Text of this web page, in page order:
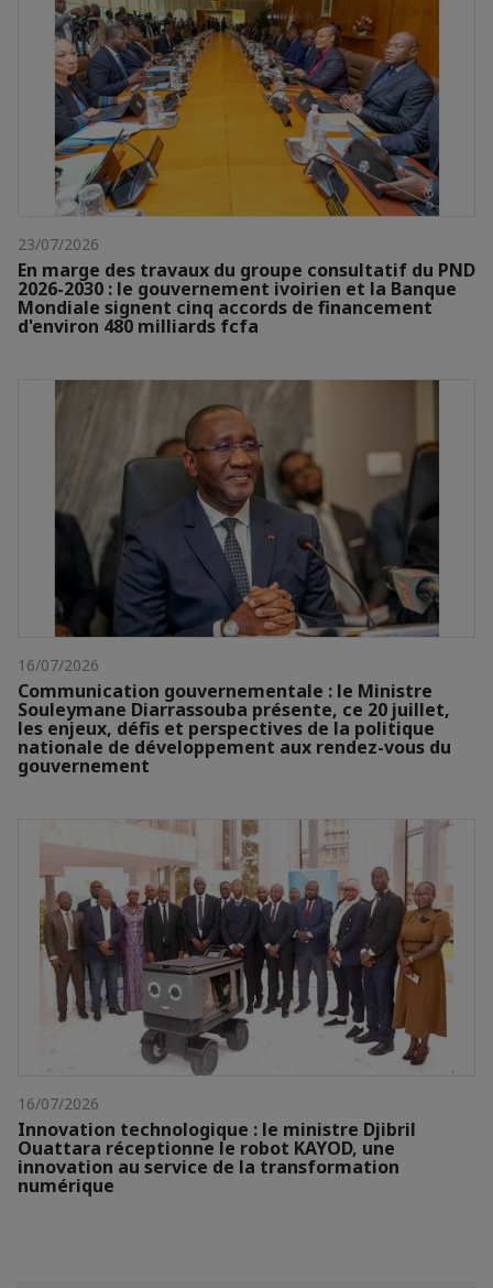
23/07/2026
En marge des travaux du groupe consultatif du PND
2026-2030 : le gouvernement ivoirien et la Banque
Mondiale signent cinq accords de financement
d'environ 480 milliards fcfa
16/07/2026
Communication gouvernementale : le Ministre
Souleymane Diarrassouba présente, ce 20 juillet,
les enjeux, défis et perspectives de la politique
nationale de développement aux rendez-vous du
gouvernement
16/07/2026
Innovation technologique : le ministre Djibril
Ouattara réceptionne le robot KAYOD, une
innovation au service de la transformation
numérique